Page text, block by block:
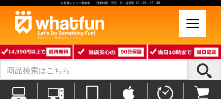
お客様レビュー募集中 営業時間：平日 月～金曜日 10：00～17：30
中古パソコン販売のワットファン